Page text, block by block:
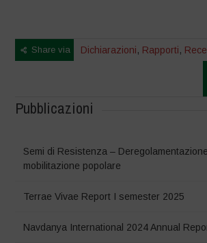
Share via Dichiarazioni, Rapporti,
Pubblicazioni
Semi di Resistenza –
mobilitazione popolare
Terrae Vivae Report I semester 2025
Navdanya International 2024 Annual